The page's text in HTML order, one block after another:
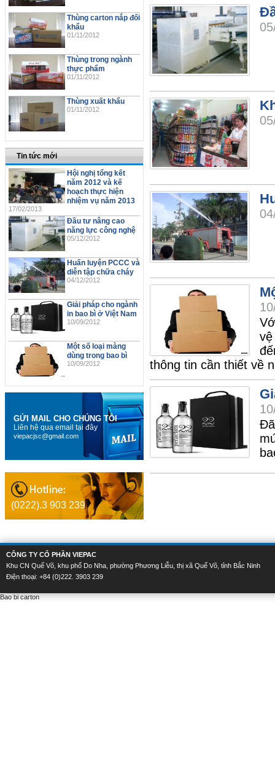
Thùng carton nắp đối
khẩu
01/11/2012
Thùng trong ngành
thực phẩm
01/11/2012
Thùng xuất khẩu
01/11/2012
Tin tức mới
Hội nghị tổng kết
năm 2012 và kế
hoạch thực hiện
nhiệm vụ năm 2013
17/02/2013
Đầu tư nâng cao
năng lực công nghệ
05/12/2012
Huấn luyện PCCC và
diễn tập chữa cháy
04/12/2012
Giải pháp cho ngành
in bao bì ở Việt Nam
10/09/2012
Một số loại màng
dùng trong bao bì
10/09/2012
GỬI MAIL CHO CHÚNG TÔI
Liên hệ qua email tại đây
viepacjsc@gmail.com
(0222).3 903 239
thông tin cần thiết về
CÔNG TY CỔ PHẦN VIEPAC
Khu CN Quế Võ, khu phố Do Nha, phường Phương Liễu, thị xã Quế Võ, tỉnh Bắc Ninh
Điện thoại: +84 (0)222. 3903 239
Bao bi carton